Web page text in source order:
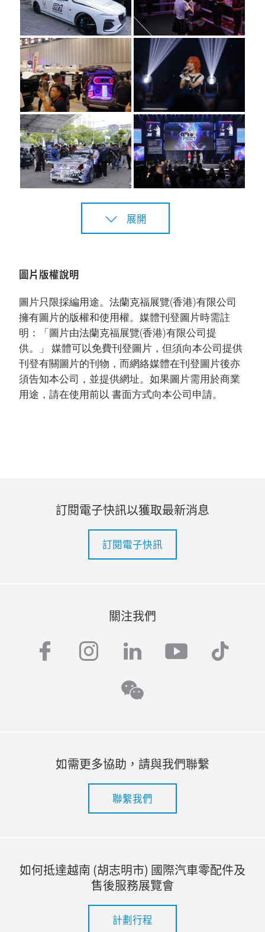
展開
圖片版權說明
圖片只限採編用途。法蘭克福展覽(香港)有限公司
擁有圖片的版權和使用權。媒體刊登圖片時需註
明：「圖片由法蘭克福展覽(香港)有限公司提
供。」 媒體可以免費刊登圖片，但須向本公司提供
刊登有關圖片的刊物，而網絡媒體在刊登圖片後亦
須告知本公司，並提供網址。如果圖片需用於商業
用途，請在使用前以 書面方式向本公司申請。
訂閱電子快訊以獲取最新消息
訂閱電子快訊
關注我們
facebook
instagram
linkedinyoutube
tiktok
wechat
如需更多協助，請與我們聯繫
聯繫我們
如何抵達越南 (胡志明市) 國際汽車零配件及
售後服務展覽會
計劃行程